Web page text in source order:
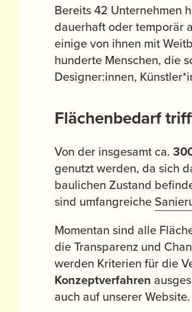
Bereits 42 Unternehmen
dauerhaft oder temporär
einige von ihnen mit
hunderte Menschen, die
Designer:innen,
Flächenbedarf
Von der insgesamt ca.
genutzt werden, da sich
baulichen Zustand
sind umfangreiche
Momentan sind alle
die Transparenz und
werden Kriterien für die
Konzeptverfahren
auch auf unserer Website.